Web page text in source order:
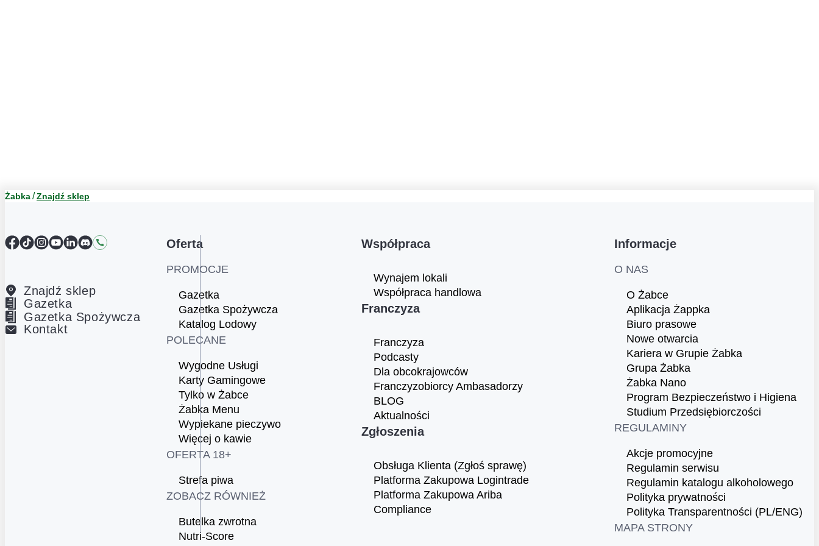
Żabka Znajdź sklep
Facebook
TikTokInstagram
YouTube
LinkedIn
DiscordKontakt
Znajdź sklep
Gazetka
Gazetka Spożywcza
Kontakt
Oferta
PROMOCJE
Gazetka
Gazetka Spożywcza
Katalog Lodowy
POLECANE
Wygodne Usługi
Karty Gamingowe
Tylko w Żabce
Żabka Menu
Wypiekane pieczywo
Więcej o kawie
OFERTA 18+
Strefa piwa
ZOBACZ RÓWNIEŻ
Butelka zwrotna
Nutri-Score
Współpraca
Wynajem lokali
Współpraca handlowa
Franczyza
Franczyza
Podcasty
Dla obcokrajowców
Franczyzobiorcy Ambasadorzy
BLOG
Aktualności
Zgłoszenia
Obsługa Klienta (Zgłoś sprawę)
Platforma Zakupowa Logintrade
Platforma Zakupowa Ariba
Compliance
Informacje
O NAS
O Żabce
Aplikacja Żappka
Biuro prasowe
Nowe otwarcia
Kariera w Grupie Żabka
Grupa Żabka
Żabka Nano
Program Bezpieczeństwo i Higiena
Studium Przedsiębiorczości
REGULAMINY
Akcje promocyjne
Regulamin serwisu
Regulamin katalogu alkoholowego
Polityka prywatności
Polityka Transparentności (PL/ENG)
MAPA STRONY